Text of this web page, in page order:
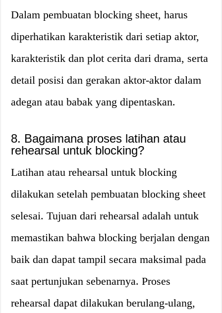
Dalam pembuatan blocking sheet, harus
diperhatikan karakteristik dari setiap aktor,
karakteristik dan plot cerita dari drama, serta
detail posisi dan gerakan aktor-aktor dalam
adegan atau babak yang dipentaskan.
8. Bagaimana proses latihan atau
rehearsal untuk blocking?
Latihan atau rehearsal untuk blocking
dilakukan setelah pembuatan blocking sheet
selesai. Tujuan dari rehearsal adalah untuk
memastikan bahwa blocking berjalan dengan
baik dan dapat tampil secara maksimal pada
saat pertunjukan sebenarnya. Proses
rehearsal dapat dilakukan berulang-ulang,